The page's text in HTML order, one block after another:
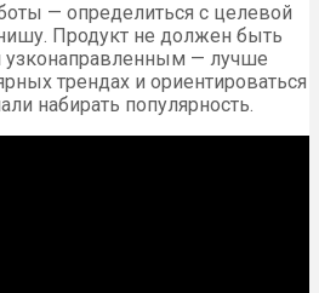
— определиться с целевой
Продукт не должен быть
— лучше
трендах и ориентироваться
набирать популярность.